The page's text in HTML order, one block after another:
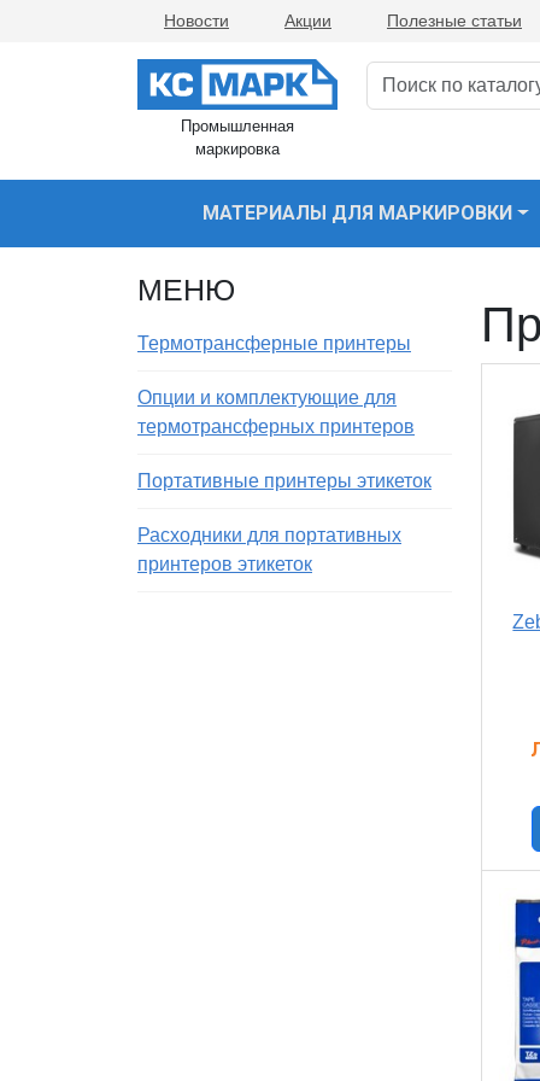
Новости Акции Полезные статьи
Промышленная
маркировка
МАТЕРИАЛЫ ДЛЯ МАРКИРОВКИ
МЕНЮ
Термотрансферные принтеры
Опции и комплектующие для
термотрансферных принтеров
Портативные принтеры этикеток
Расходники для портативных
принтеров этикеток